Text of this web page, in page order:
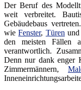
Der Beruf des
weit verbreitet.
Gebäudebaus
wieFenster, Türen
den meisten Fällen
verantwortlich.
Denn nur dank enger
Zimmermännern,